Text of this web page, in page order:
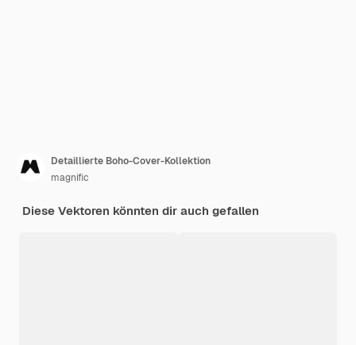
Detaillierte Boho-Cover-Kollektion
magnific
Diese Vektoren könnten dir auch gefallen